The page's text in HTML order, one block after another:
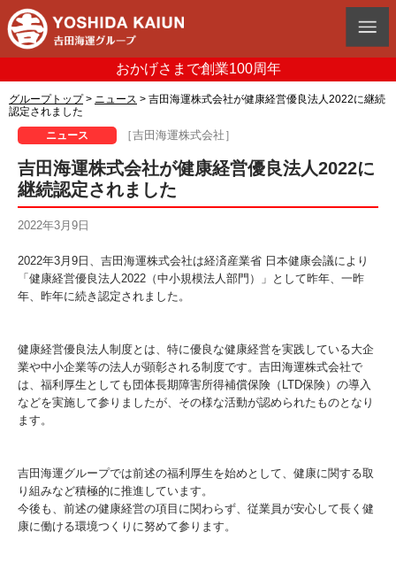
おかげさまで創業100周年
グループトップ> ニュース > 吉田海運株式会社が健康経営優良法人2022に継続
認定されました
ニュース
［吉田海運株式会社］
吉田海運株式会社が健康経営優良法人2022に
継続認定されました
2022年3月9日
2022年3月9日、吉田海運株式会社は経済産業省 日本健康会議により
「健康経営優良法人2022（中小規模法人部門）」として昨年、一昨
年、昨年に続き認定されました。
健康経営優良法人制度とは、特に優良な健康経営を実践している大企
業や中小企業等の法人が顕彰される制度です。吉田海運株式会社で
は、福利厚生としても団体長期障害所得補償保険（LTD保険）の導入
などを実施して参りましたが、その様な活動が認められたものとなり
ます。
吉田海運グループでは前述の福利厚生を始めとして、健康に関する取
り組みなど積極的に推進しています。
今後も、前述の健康経営の項目に関わらず、従業員が安心して長く健
康に働ける環境つくりに努めて参ります。